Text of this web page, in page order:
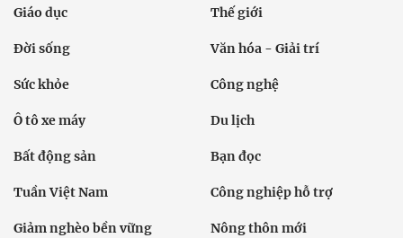
Giáo dục Thế giới
Đời sống Văn hóa - Giải trí
Sức khỏe Công nghệ
Ô tô xe máy Du lịch
Bất động sản Bạn đọc
Tuần Việt Nam Công nghiệp hỗ trợ
Giảm nghèo bền vững Nông thôn mới